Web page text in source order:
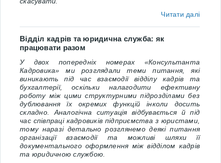
Читати далі
Відділ кадрів та юридична служба: як
працювати разом
У двох попередніх номерах «Консультанта
Кадровика» ми розглядали теми питання, які
виникають під час взаємодії відділу кадрів та
бухгалтерії, оскільки налагодити ефективну
роботу між цими структурними підрозділами без
дублювання їх окремих функцій інколи досить
складно. Аналогічна ситуація відбувається й під
час співпраці кадровиків підприємства з юристами,
тому наразі детально розглянемо деякі питання
організації взаємодії та можливі шляхи її
документального оформлення між відділом кадрів
та юридичною службою.